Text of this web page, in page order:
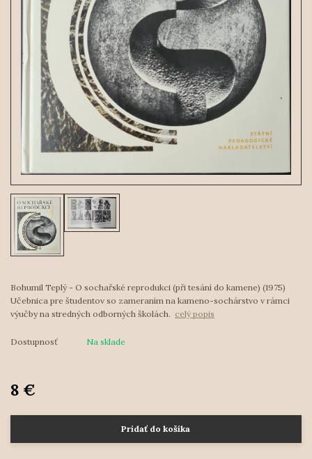
Bohumil Teplý - O sochařské reprodukci (při tesání do kamene) (1975)
Učebnica pre študentov so zameraním na kameno-sochárstvo v rámci
výučby na stredných odborných školách. celý popis
Dostupnosť Na sklade
8 €
Pridať do košíka